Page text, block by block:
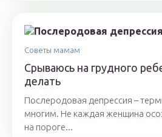
Советы мамам
Срываюсь на грудного
делать
Послеродовая депрессия –
многим. Не каждая женщина
на пороге...